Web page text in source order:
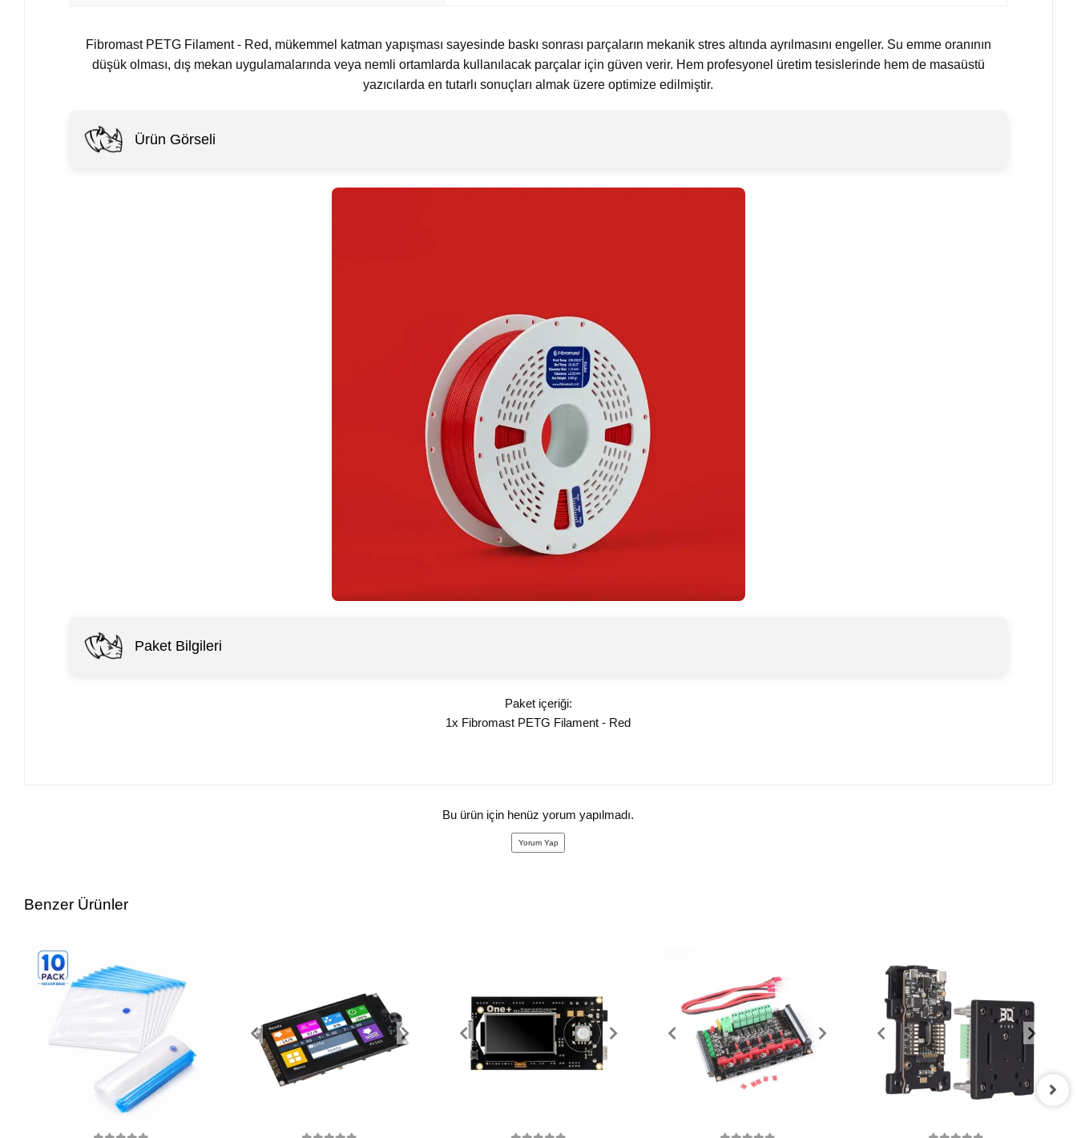
Fibromast PETG Filament - Red, mükemmel katman yapışması sayesinde baskı sonrası parçaların mekanik stres altında ayrılmasını engeller. Su emme oranının
düşük olması, dış mekan uygulamalarında veya nemli ortamlarda kullanılacak parçalar için güven verir. Hem profesyonel üretim tesislerinde hem de masaüstü
yazıcılarda en tutarlı sonuçları almak üzere optimize edilmiştir.
Ürün Görseli
Paket Bilgileri
Paket içeriği:
1x Fibromast PETG Filament - Red
Bu ürün için henüz yorum yapılmadı.
Yorum Yap
Benzer Ürünler